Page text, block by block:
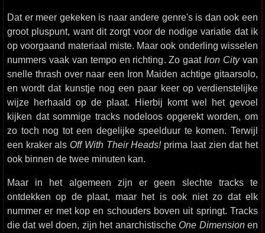
Dat er meer gekeken is naar andere genre's is dan ook een
groot pluspunt, want dit zorgt voor de nodige variatie dat ik
op voorgaand materiaal miste. Maar ook onderling wisselen
nummers vaak van tempo en richting. Zo gaat Iron Cityvan
snelle thrash over naar een Iron Maiden achtige gitaarsolo,
en wordt dat kunstje nog een paar keer op verdienstelijke
wijze herhaald op de plaat. Hierbij komt wel het gevoel
kijken dat sommige tracks nodeloos opgerekt worden, om
zo toch nog tot een degelijke speelduur te komen. Terwijl
een kraker als Off With Their Heads!prima laat zien dat het
ook binnen de twee minuten kan.
Maar in het algemeen zijn er geen slechte tracks te
ontdekken op de plaat, maar het is ook niet zo dat elk
nummer er met kop en schouders boven uit springt. Tracks
die dat wel doen, zijn het anarchistische One Dimensionen